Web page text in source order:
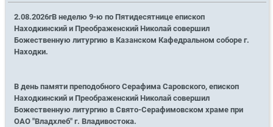
2.08.2026гВ неделю 9-ю по Пятидесятнице епископ
Находкинский и Преображенский Николай совершил
Божественную литургию в Казанском Кафедральном соборе г.
Находки.
В день памяти преподобного Серафима Саровского, епископ
Находкинский и Преображенский Николай совершил
Божественную литургию в Свято-Серафимовском храме при
ОАО "Владхлеб" г. Владивостока.